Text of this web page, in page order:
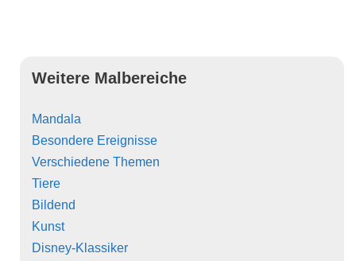
Weitere Malbereiche
Mandala
Besondere Ereignisse
Verschiedene Themen
Tiere
Bildend
Kunst
Disney-Klassiker